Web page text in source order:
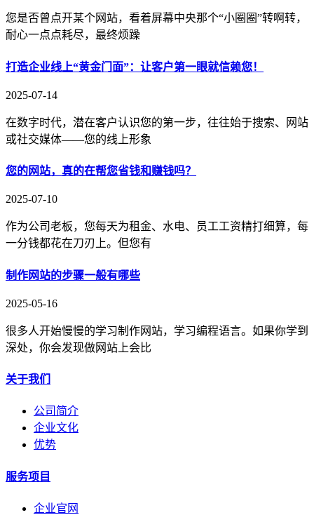
您是否曾点开某个网站，看着屏幕中央那个“小圈圈”转啊转，
耐心一点点耗尽，最终烦躁
打造企业线上“黄金门面”：让客户第一眼就信赖您！
2025-07-14
在数字时代，潜在客户认识您的第一步，往往始于搜索、网站
或社交媒体——您的线上形象
您的网站，真的在帮您省钱和赚钱吗？
2025-07-10
作为公司老板，您每天为租金、水电、员工工资精打细算，每
一分钱都花在刀刃上。但您有
制作网站的步骤一般有哪些
2025-05-16
很多人开始慢慢的学习制作网站，学习编程语言。如果你学到
深处，你会发现做网站上会比
关于我们
公司简介
企业文化
优势
服务项目
企业官网